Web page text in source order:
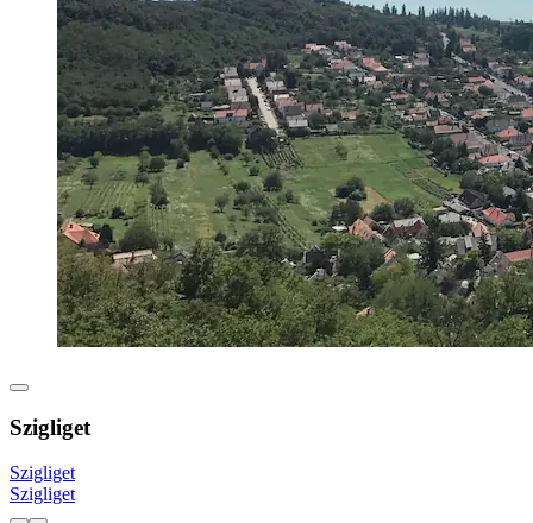
Szigliget
Szigliget
Szigliget